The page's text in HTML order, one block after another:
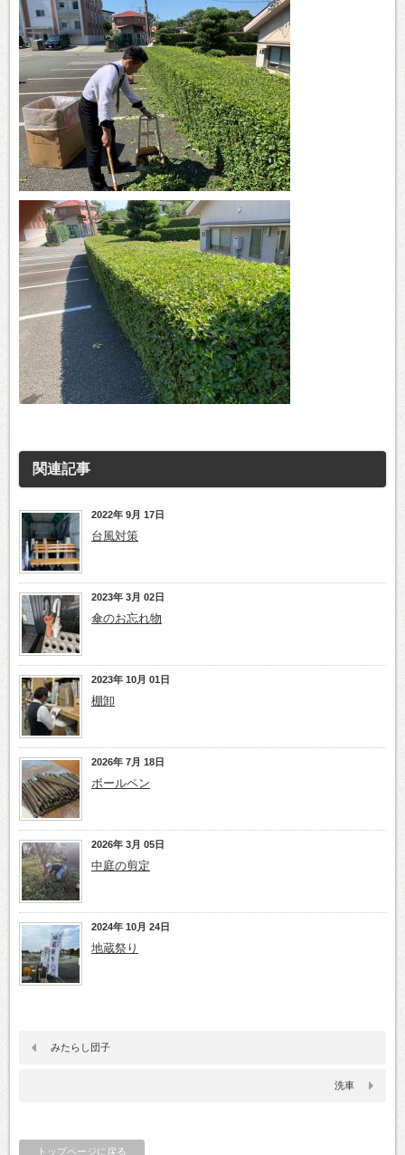
関連記事
2022年 9月 17日
台風対策
2023年 3月 02日
傘のお忘れ物
2023年 10月 01日
棚卸
2026年 7月 18日
ボールペン
2026年 3月 05日
中庭の剪定
2024年 10月 24日
地蔵祭り
みたらし団子
洗車
トップページに戻る